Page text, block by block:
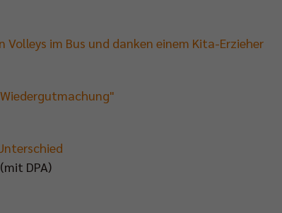
Volleys im Bus und danken einem Kita-Erzieher
DPA)